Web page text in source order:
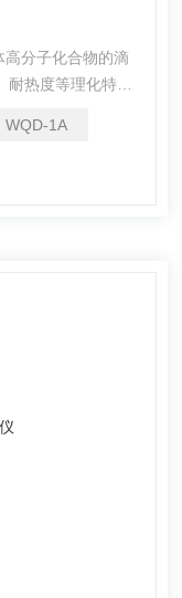
分子化合物的滴
耐热度等理化特
WQD-1A